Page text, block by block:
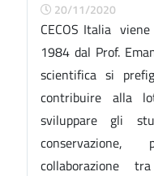
20/11/2020
CECOS Italia
1984 dal Prof.
scientifica si
contribuire alla
sviluppare gli
collaborazione